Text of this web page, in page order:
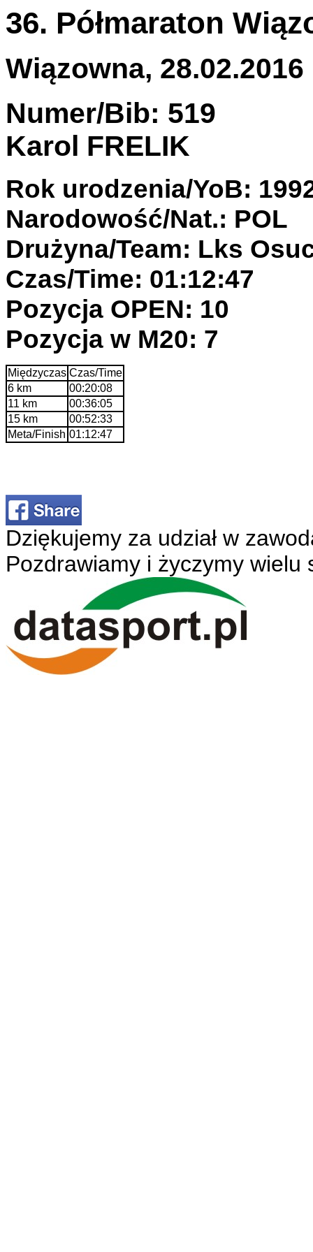
36. Półmaraton
Wiązowna, 28.02.2016
Numer/Bib: 519
Karol FRELIK
Rok urodzenia/YoB:
Narodowość/Nat.: POL
Drużyna/Team: Lks
Czas/Time: 01:12:47
Pozycja OPEN: 10
Pozycja w M20: 7
Międzyczas Czas/Time
6 km
00:20:08
11 km
00:36:05
15 km
00:52:33
Meta/Finish 01:12:47
Dziękujemy za udział w
Pozdrawiamy i życzymy wielu